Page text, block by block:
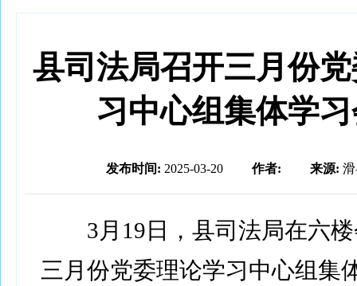
县司法局召开三月份
习中心组集体学
发布时间: 2025-03-20 作者: 来源:
3月19日，县司法局在六楼
三月份党委理论学习中心组集